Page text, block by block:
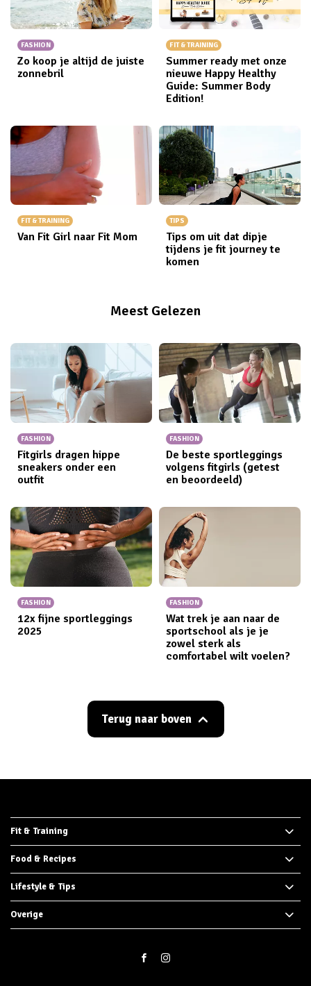
FASHION
Zo koop je altijd de juiste
zonnebril
FIT & TRAINING
Summer ready met onze
nieuwe Happy Healthy
Guide: Summer Body
Edition!
FIT & TRAINING
Van Fit Girl naar Fit Mom
TIPS
Tips om uit dat dipje
tijdens je fit journey te
komen
Meest Gelezen
FASHION
Fitgirls dragen hippe
sneakers onder een
outfit
FASHION
De beste sportleggings
volgens fitgirls (getest
en beoordeeld)
FASHION
12x fijne sportleggings​
2025
FASHION
Wat trek je aan naar de
sportschool als je je
zowel sterk als
comfortabel wilt voelen?
Terug naar boven
Fit & Training
Food & Recipes
Lifestyle & Tips
Overige